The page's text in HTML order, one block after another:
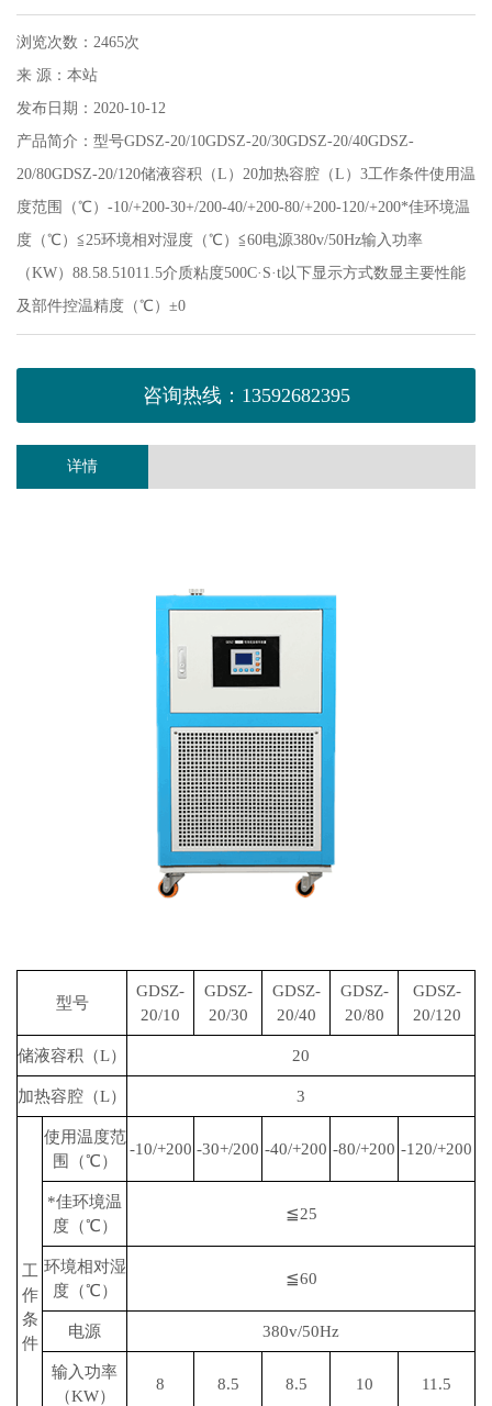
浏览次数：2465次
来 源：本站
发布日期：2020-10-12
产品简介：型号GDSZ-20/10GDSZ-20/30GDSZ-20/40GDSZ-
20/80GDSZ-20/120储液容积（L）20加热容腔（L）3工作条件使用温
度范围（℃）-10/+200-30+/200-40/+200-80/+200-120/+200*佳环境温
度（℃）≦25环境相对湿度（℃）≦60电源380v/50Hz输入功率
（KW）88.58.51011.5介质粘度500C·S·t以下显示方式数显主要性能
及部件控温精度（℃）±0
咨询热线：13592682395
详情
型号
GDSZ-
20/10
GDSZ-
20/30
GDSZ-
20/40
GDSZ-
20/80
GDSZ-
20/120
储液容积（L） 20
加热容腔（L） 3
工
作
条
件
使用温度范
围（℃）
-10/+200 -30+/200 -40/+200 -80/+200 -120/+200
*佳环境温
度（℃）
≦25
环境相对湿
度（℃）
≦60
电源 380v/50Hz
输入功率
（KW）
8 8.5 8.5 10 11.5